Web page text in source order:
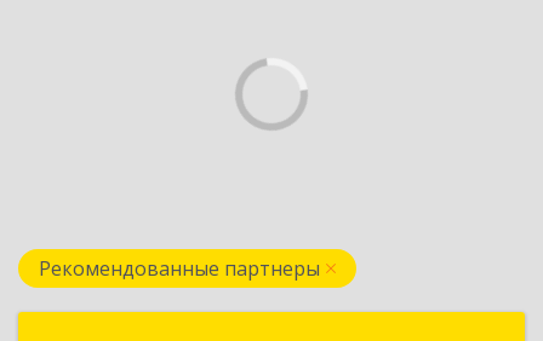
Рекомендованные партнеры